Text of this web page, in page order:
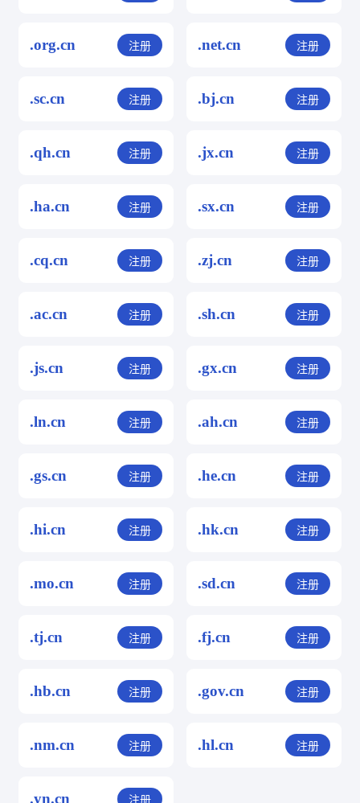
.org.cn 注册 .net.cn 注册
.sc.cn 注册 .bj.cn 注册
.qh.cn 注册 .jx.cn 注册
.ha.cn 注册 .sx.cn 注册
.cq.cn 注册 .zj.cn 注册
.ac.cn 注册 .sh.cn 注册
.js.cn 注册 .gx.cn 注册
.ln.cn 注册 .ah.cn 注册
.gs.cn 注册 .he.cn 注册
.hi.cn 注册 .hk.cn 注册
.mo.cn 注册 .sd.cn 注册
.tj.cn 注册 .fj.cn 注册
.hb.cn 注册 .gov.cn 注册
.nm.cn 注册 .hl.cn 注册
.yn.cn 注册